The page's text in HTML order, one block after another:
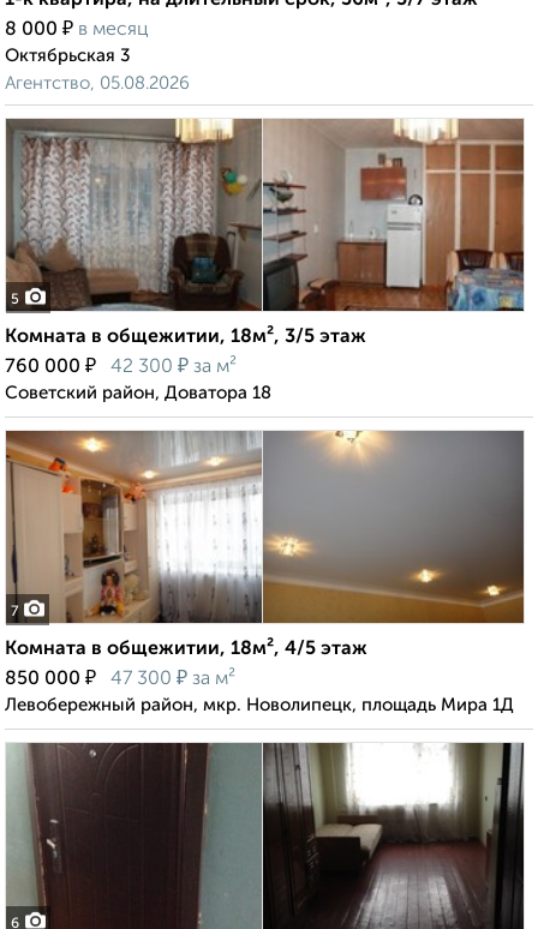
8 000 ₽ в месяц
Октябрьская 3
Агентство, 05.08.2026
5
Комната в общежитии, 18м², 3/5 этаж
760 000 ₽ 42 300 ₽ за м²
Советский район, Доватора 18
7
Комната в общежитии, 18м², 4/5 этаж
850 000 ₽ 47 300 ₽ за м²
Левобережный район, мкр. Новолипецк, площадь Мира 1Д
6